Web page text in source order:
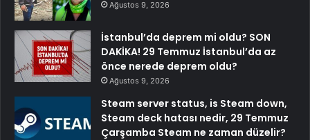
Ağustos 9, 2026
İstanbul’da deprem mi oldu? SON
DAKİKA! 29 Temmuz İstanbul’da az
önce nerede deprem oldu?
Ağustos 9, 2026
Steam server status, is Steam down,
Steam deck hatası nedir, 29 Temmuz
Çarşamba Steam ne zaman düzelir?